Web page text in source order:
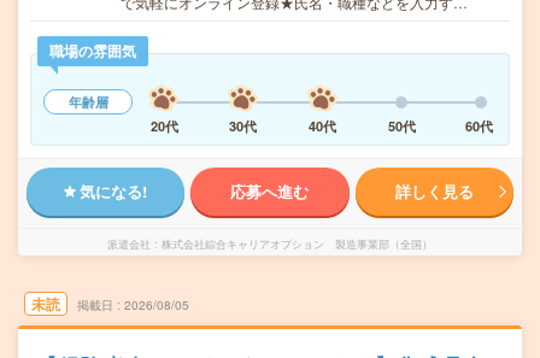
職場の雰囲気
年齢層
20代
30代 40代 50代 60代
気になる! 応募へ進む 詳しく見る
派遣会社 株式会社綜合キャリアオプション 製造事業部（全国）
未読 掲載日 2026/08/05